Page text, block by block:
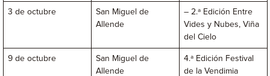
3 de octubre
San Miguel de
Allende
– 2.ª Edición Entre
Vides y Nubes, Viña
del Cielo
9 de octubre
San Miguel de
Allende
4.ª Edición Festival
de la Vendimia